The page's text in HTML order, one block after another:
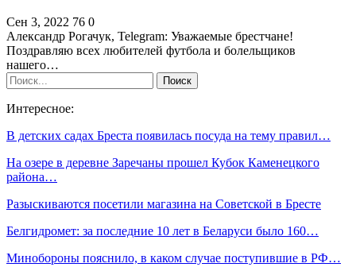
Сен 3, 2022 76 0
Александр Рогачук, Telegram: Уважаемые брестчане!
Поздравляю всех любителей футбола и болельщиков
нашего…
Интересное:
В детских садах Бреста появилась посуда на тему правил…
На озере в деревне Заречаны прошел Кубок Каменецкого
района…
Разыскиваются посетили магазина на Советской в Бресте
Белгидромет: за последние 10 лет в Беларуси было 160…
Минобороны пояснило, в каком случае поступившие в РФ…